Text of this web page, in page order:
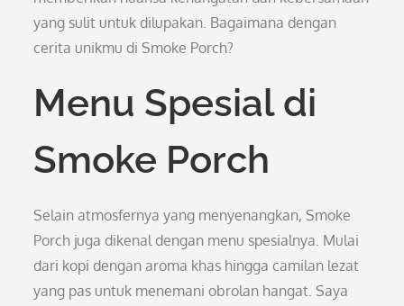
yang sulit untuk dilupakan. Bagaimana dengan
cerita unikmu di Smoke Porch?
Menu Spesial di
Smoke Porch
Selain atmosfernya yang menyenangkan, Smoke
Porch juga dikenal dengan menu spesialnya. Mulai
dari kopi dengan aroma khas hingga camilan lezat
yang pas untuk menemani obrolan hangat. Saya